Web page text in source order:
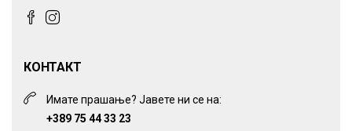
КОНТАКТ
Имате прашање? Јавете ни се на:
+389 75 44 33 23